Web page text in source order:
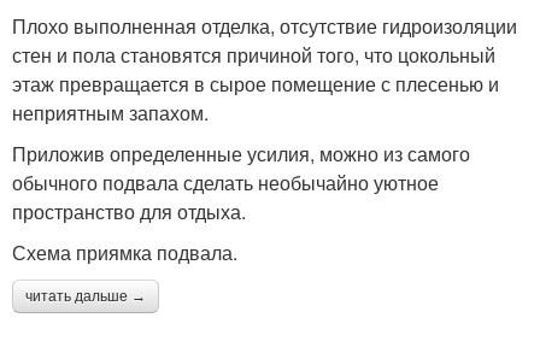
Плохо выполненная отделка, отсутствие гидроизоляции
стен и пола становятся причиной того, что цокольный
этаж превращается в сырое помещение с плесенью и
неприятным запахом.
Приложив определенные усилия, можно из самого
обычного подвала сделать необычайно уютное
пространство для отдыха.
Схема приямка подвала.
читать дальше →